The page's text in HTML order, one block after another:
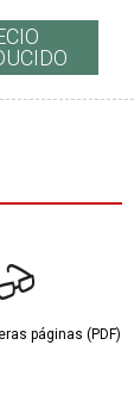
páginas (PDF)